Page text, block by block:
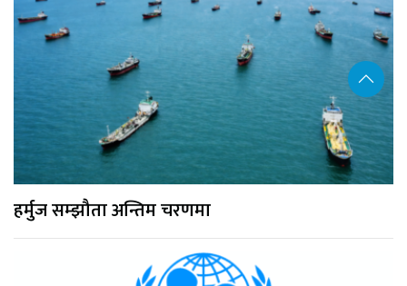
हर्मुज सम्झौता अन्तिम चरणमा